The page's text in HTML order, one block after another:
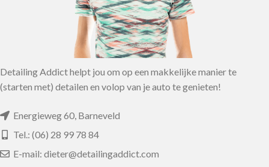
Detailing Addict helpt jou om op een makkelijke manier te
(starten met) detailen en volop van je auto te genieten!
Energieweg 60, Barneveld
Tel.: (06) 28 99 78 84
E-mail: dieter@detailingaddict.com